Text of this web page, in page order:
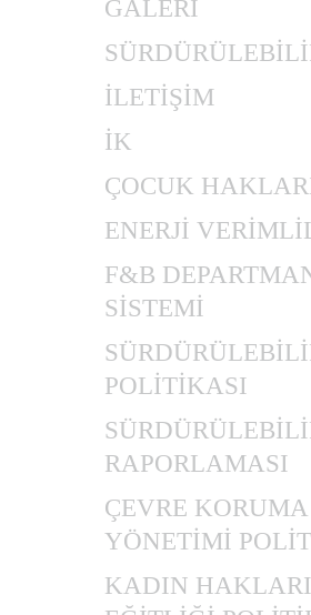
GALERİ
İLETİŞİM
İK
ÇOCUK
ENERJİ
F&B
SİSTEMİ
POLİTİKASI
RAPORLAMASI
ÇEVRE
YÖNETİMİ
KADIN